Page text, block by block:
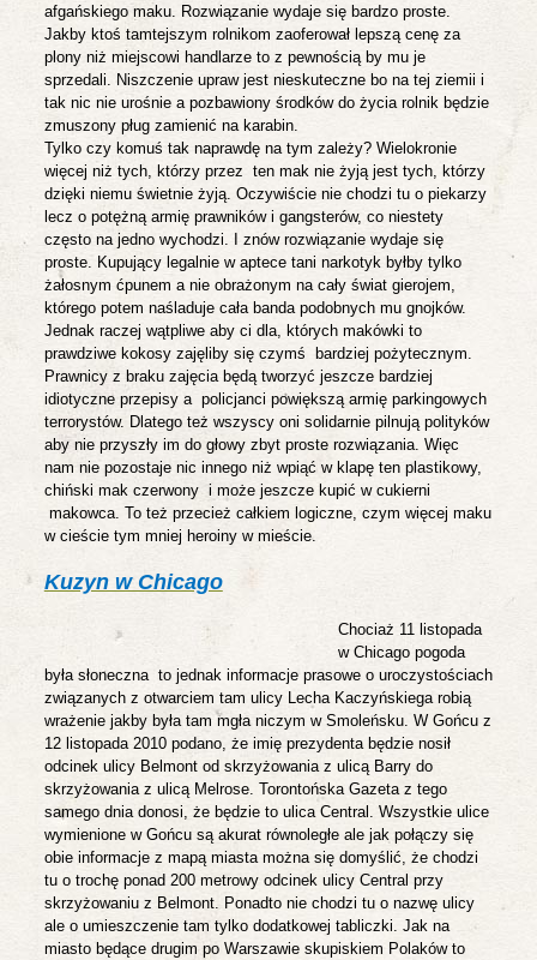
afgańskiego maku. Rozwiązanie wydaje się bardzo proste.
Jakby ktoś tamtejszym rolnikom zaoferował lepszą cenę za
plony niż miejscowi handlarze to z pewnością by mu je
sprzedali. Niszczenie upraw jest nieskuteczne bo na tej ziemii i
tak nic nie urośnie a pozbawiony środków do życia rolnik będzie
zmuszony pług zamienić na karabin.
Tylko czy komuś tak naprawdę na tym zależy? Wielokronie
więcej niż tych, którzy przez ten mak nie żyją jest tych, którzy
dzięki niemu świetnie żyją. Oczywiście nie chodzi tu o piekarzy
lecz o potężną armię prawników i gangsterów, co niestety
często na jedno wychodzi. I znów rozwiązanie wydaje się
proste. Kupujący legalnie w aptece tani narkotyk byłby tylko
żałosnym ćpunem a nie obrażonym na cały świat gierojem,
którego potem naśladuje cała banda podobnych mu gnojków.
Jednak raczej wątpliwe aby ci dla, których makówki to
prawdziwe kokosy zajęliby się czymś
bardziej pożytecznym.
Prawnicy z braku zajęcia będą tworzyć jeszcze bardziej
idiotyczne przepisy a policjanci powiększą armię parkingowych
terrorystów. Dlatego też wszyscy oni solidarnie pilnują polityków
aby nie przyszły im do głowy zbyt proste rozwiązania. Więc
nam nie pozostaje nic innego niż wpiąć w klapę ten plastikowy,
chiński mak czerwony i może jeszcze kupić w cukierni
makowca. To też przecież całkiem logiczne, czym więcej maku
w cieście tym mniej heroiny w mieście.
Kuzyn w Chicago
Chociaż 11 listopada
w Chicago pogoda
była słoneczna to jednak informacje prasowe o uroczystościach
związanych z otwarciem tam ulicy Lecha Kaczyńskiega robią
wrażenie jakby była tam mgła niczym w Smoleńsku. W Gońcu z
12 listopada 2010 podano, że imię prezydenta będzie nosił
odcinek ulicy Belmont od skrzyżowania z ulicą Barry do
skrzyżowania z ulicą Melrose. Torontońska Gazeta z tego
samego dnia donosi, że będzie to ulica Central. Wszystkie ulice
wymienione w Gońcu są akurat równoległe ale jak połączy się
obie informacje z mapą miasta można się domyślić, że chodzi
tu o trochę ponad 200 metrowy odcinek ulicy Central przy
skrzyżowaniu z Belmont. Ponadto nie chodzi tu o nazwę ulicy
ale o umieszczenie tam tylko dodatkowej tabliczki. Jak na
miasto będące drugim po Warszawie skupiskiem Polaków to